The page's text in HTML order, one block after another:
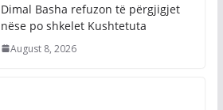
Dimal Basha refuzon të përgjigjet
nëse po shkelet Kushtetuta
August 8, 2026